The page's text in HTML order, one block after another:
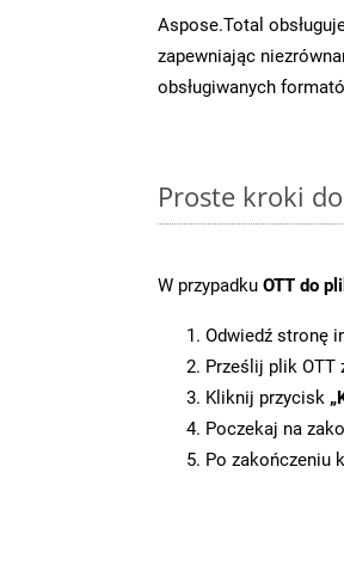
Aspose.Total
zapewniając
obsługiwanych
Proste kroki
W przypadku OTT do
Odwiedź stronę
Prześlij plik OTT
Kliknij przycisk
Poczekaj na
Po zakończeniu